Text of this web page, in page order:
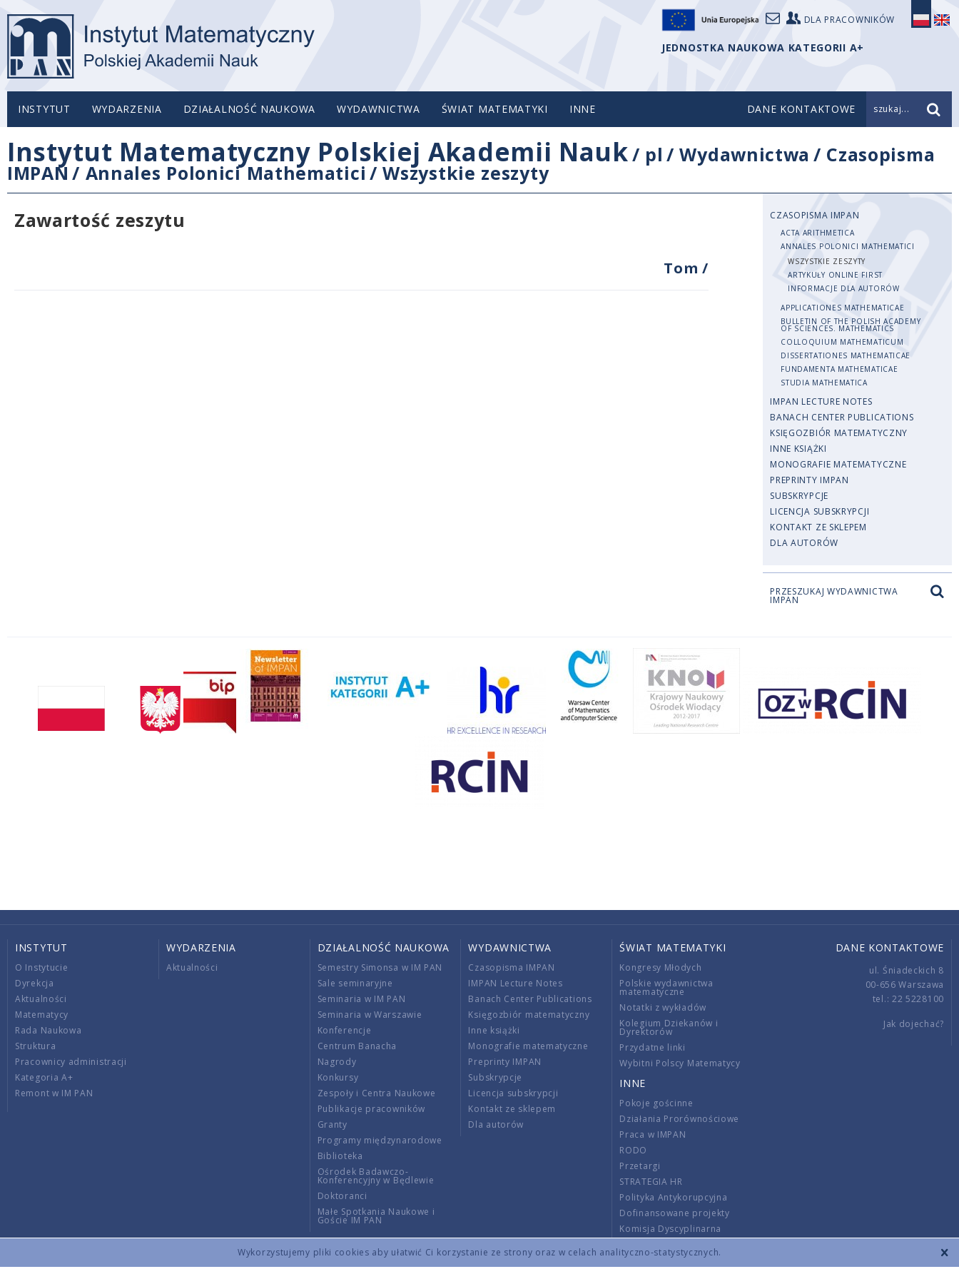
Wykorzystujemy pliki cookies aby ułatwić Ci korzystanie ze strony oraz w celach analityczno-statystycznych.
DLA PRACOWNIKÓW
JEDNOSTKA NAUKOWA KATEGORII A+
INSTYTUT WYDARZENIA DZIAŁALNOŚĆ NAUKOWA WYDAWNICTWA ŚWIAT MATEMATYKI INNE DANE KONTAKTOWE szukaj...
Instytut Matematyczny Polskiej Akademii Nauk/ pl /Wydawnictwa / Czasopisma
IMPAN / Annales Polonici Mathematici /Wszystkie zeszyty
Zawartość zeszytu
Tom/
CZASOPISMA IMPAN
ACTA ARITHMETICA
ANNALES POLONICI MATHEMATICI
WSZYSTKIE ZESZYTY
ARTYKUŁY ONLINE FIRST
INFORMACJE DLA AUTORÓW
APPLICATIONES MATHEMATICAE
BULLETIN OF THE POLISH ACADEMY
OF SCIENCES. MATHEMATICS
COLLOQUIUM MATHEMATICUM
DISSERTATIONES MATHEMATICAE
FUNDAMENTA MATHEMATICAE
STUDIA MATHEMATICA
IMPAN LECTURE NOTES
BANACH CENTER PUBLICATIONS
KSIĘGOZBIÓR MATEMATYCZNY
INNE KSIĄŻKI
MONOGRAFIE MATEMATYCZNE
PREPRINTY IMPAN
SUBSKRYPCJE
LICENCJA SUBSKRYPCJI
KONTAKT ZE SKLEPEM
DLA AUTORÓW
PRZESZUKAJ WYDAWNICTWA
IMPAN
INSTYTUT
O Instytucie
Dyrekcja
Aktualności
Matematycy
Rada Naukowa
Struktura
Pracownicy administracji
Kategoria A+
Remont w IM PAN
WYDARZENIA
Aktualności
DZIAŁALNOŚĆ NAUKOWA
Semestry Simonsa w IM PAN
Sale seminaryjne
Seminaria w IM PAN
Seminaria w Warszawie
Konferencje
Centrum Banacha
Nagrody
Konkursy
Zespoły i Centra Naukowe
Publikacje pracowników
Granty
Programy międzynarodowe
Biblioteka
Ośrodek Badawczo-
Konferencyjny w Będlewie
Doktoranci
Małe Spotkania Naukowe i
Goście IM PAN
WYDAWNICTWA
Czasopisma IMPAN
IMPAN Lecture Notes
Banach Center Publications
Księgozbiór matematyczny
Inne książki
Monografie matematyczne
Preprinty IMPAN
Subskrypcje
Licencja subskrypcji
Kontakt ze sklepem
Dla autorów
ŚWIAT MATEMATYKI
Kongresy Młodych
Polskie wydawnictwa
matematyczne
Notatki z wykładów
Kolegium Dziekanów i
Dyrektorów
Przydatne linki
Wybitni Polscy Matematycy
INNE
Pokoje gościnne
Działania Prorównościowe
Praca w IMPAN
RODO
Przetargi
STRATEGIA HR
Polityka Antykorupcyjna
Dofinansowane projekty
Komisja Dyscyplinarna
Wnoszenie opłat
DANE KONTAKTOWE
ul. Śniadeckich 8
00-656 Warszawa
tel.: 22 5228100
Jak dojechać?